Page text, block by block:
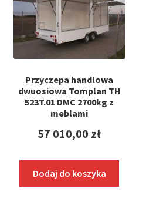
Przyczepa handlowa
dwuosiowa Tomplan TH
523T.01 DMC 2700kg z
meblami
57 010,00 zł
Dodaj do koszyka